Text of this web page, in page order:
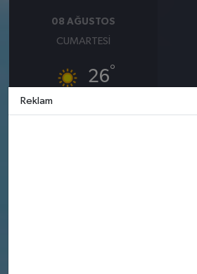
08 AĞUSTOS
CUMARTESI
26°
Güneşli
Reklam